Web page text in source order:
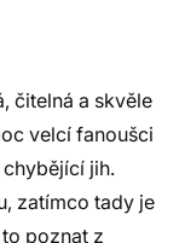
čitelná a skvěle
velcí fanoušci
jih.
zatímco tady je
poznat z